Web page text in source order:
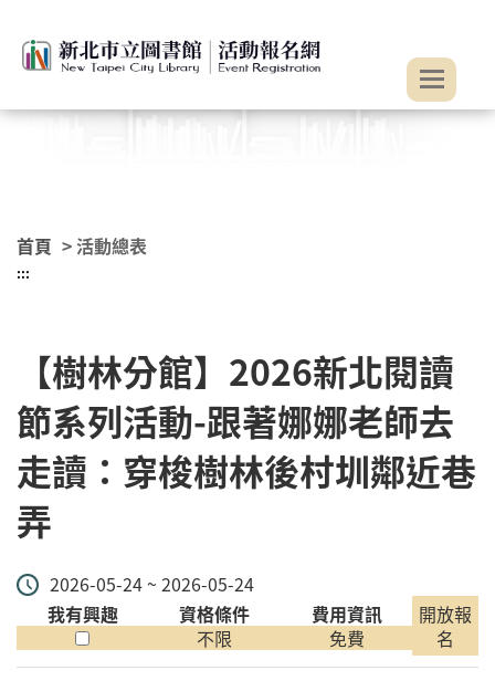
首頁 > 活動總表
:::
【樹林分館】2026新北閱讀
節系列活動-跟著娜娜老師去
走讀：穿梭樹林後村圳鄰近巷
弄
2026-05-24 ~ 2026-05-24
我有興趣
資格條件
不限
費用資訊
免費
開放報
名